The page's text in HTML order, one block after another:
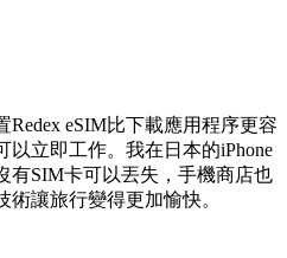
eSIM比下載應用程序更容
立即工作。我在日本的iPhone
有SIM卡可以丟失，手機商店也
讓旅行變得更加愉快。